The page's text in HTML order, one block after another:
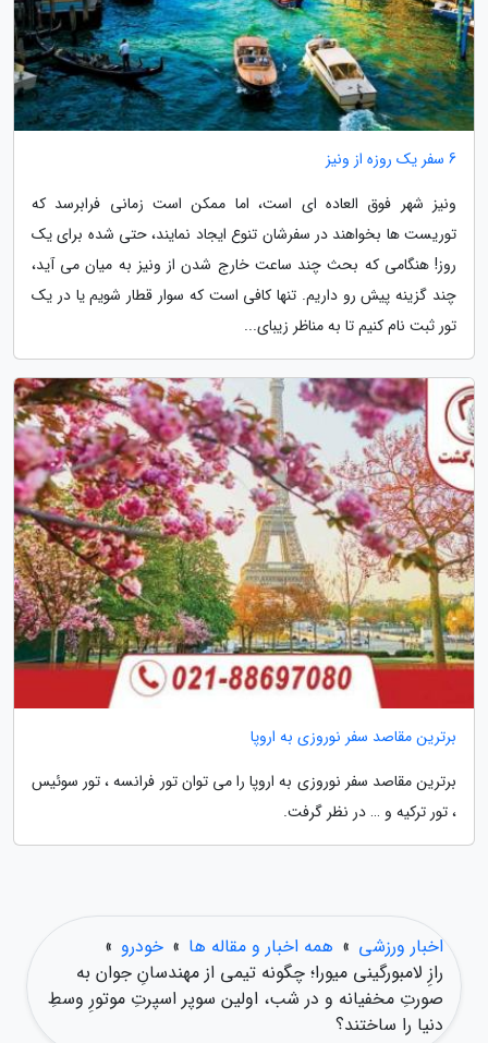
6 سفر یک روزه از ونیز
ونیز شهر فوق العاده ای است، اما ممکن است زمانی فرابرسد که
توریست ها بخواهند در سفرشان تنوع ایجاد نمایند، حتی شده برای یک
روز! هنگامی که بحث چند ساعت خارج شدن از ونیز به میان می آید،
چند گزینه پیش رو داریم. تنها کافی است که سوار قطار شویم یا در یک
تور ثبت نام کنیم تا به مناظر زیبای...
برترین مقاصد سفر نوروزی به اروپا
برترین مقاصد سفر نوروزی به اروپا را می توان تور فرانسه ، تور سوئیس
، تور ترکیه و … در نظر گرفت.
اخبار ورزشی » همه اخبار و مقاله ها » خودرو »
رازِ لامبورگینی میورا؛ چگونه تیمی از مهندسانِ جوان به
صورتِ مخفیانه و در شب، اولین سوپر اسپرتِ موتورِ وسطِ
دنیا را ساختند؟